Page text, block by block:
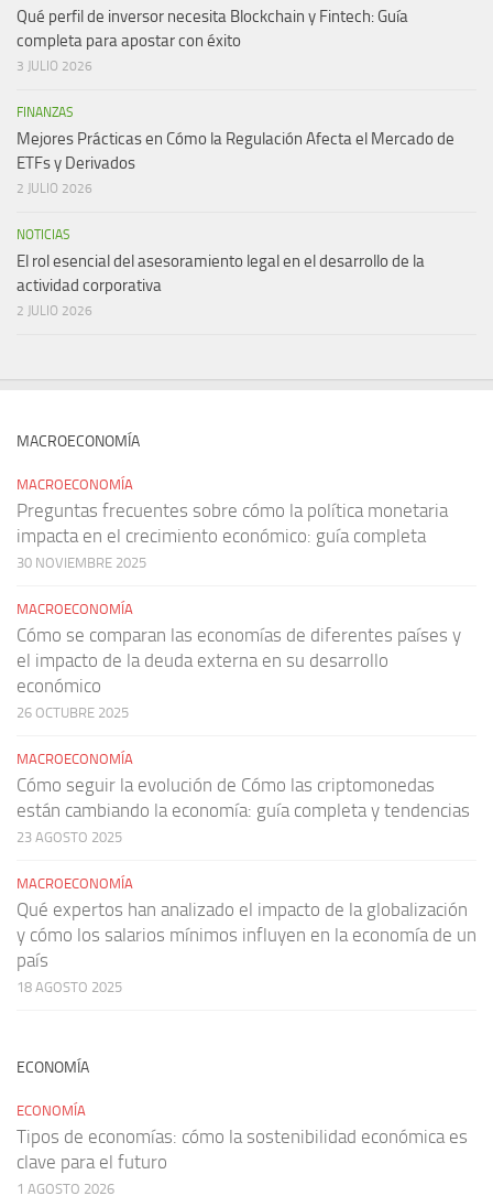
Qué perfil de inversor necesita Blockchain y Fintech: Guía
completa para apostar con éxito
3 JULIO 2026
FINANZAS
Mejores Prácticas en Cómo la Regulación Afecta el Mercado de
ETFs y Derivados
2 JULIO 2026
NOTICIAS
El rol esencial del asesoramiento legal en el desarrollo de la
actividad corporativa
2 JULIO 2026
MACROECONOMÍA
MACROECONOMÍA
Preguntas frecuentes sobre cómo la política monetaria
impacta en el crecimiento económico: guía completa
30 NOVIEMBRE 2025
MACROECONOMÍA
Cómo se comparan las economías de diferentes países y
el impacto de la deuda externa en su desarrollo
económico
26 OCTUBRE 2025
MACROECONOMÍA
Cómo seguir la evolución de Cómo las criptomonedas
están cambiando la economía: guía completa y tendencias
23 AGOSTO 2025
MACROECONOMÍA
Qué expertos han analizado el impacto de la globalización
y cómo los salarios mínimos influyen en la economía de un
país
18 AGOSTO 2025
ECONOMÍA
ECONOMÍA
Tipos de economías: cómo la sostenibilidad económica es
clave para el futuro
1 AGOSTO 2026